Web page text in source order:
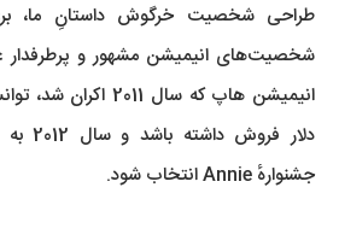
طراحی شخصیت خرگوش داستانِ ما،
شخصیت‌های انیمیشن مشهور و پرطرفدار
دلار
جشنوارهٔ Annie انتخاب شود.